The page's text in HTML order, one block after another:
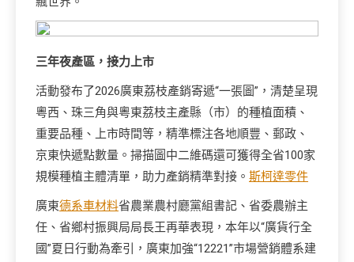
三年夜產區，接力上市
活動發布了2026廣東荔枝產銷寄遞“一張圖”，清楚呈現
粵西、珠三角與粵東荔枝主產縣（市）的種植面積、
重要品種、上市時間等，精準標注各地順豐、郵政、
京東快遞點數量。掃描圖中二維碼還可獲得全省100家
規模種植主體清單，助力產銷精準對接。 斯柯達零件
廣東德系車材料省農業農村廳黨組書記、省委農辦主
任、省鄉村振興局局長王再華表現，本年以“廣貨行全
國”夏日行動為牽引，廣東加強“12221”市場營銷體系建